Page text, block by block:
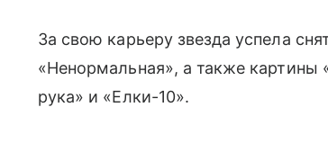
За свою карьеру звезда успела
«Ненормальная», а также картины
рука» и «Елки-10».